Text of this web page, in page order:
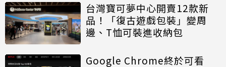
台灣寶可夢中心開賣12款新
品！「復古遊戲包裝」變周
邊、T恤可裝進收納包
Google Chrome終於可看